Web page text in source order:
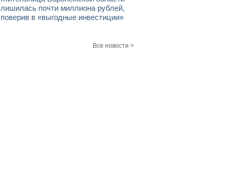
лишилась почти миллиона рублей,
поверив в «выгодные инвестиции»
Все новости >